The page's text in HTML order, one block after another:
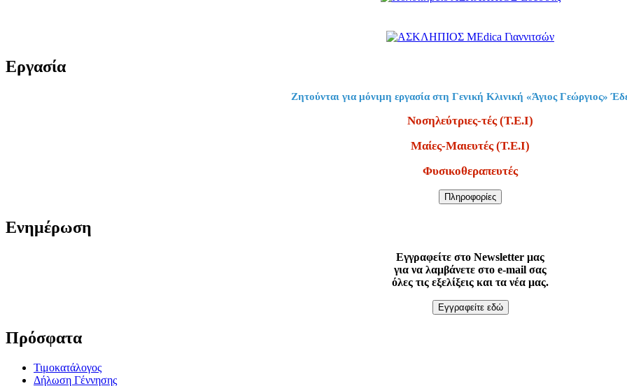
Εργασία
Ζητούνται για μόνιμη εργασία στη Γενική Κλινική «Άγιος Γεώργιος»
Νοσηλεύτριες-τές (Τ.Ε.Ι)
Μαίες-Μαιευτές (Τ.Ε.Ι)
Φυσικοθεραπευτές
Πληροφορίες
Ενημέρωση
Εγγραφείτε στο Newsletter μας
για να λαμβάνετε στο e-mail σας
όλες τις εξελίξεις και τα νέα μας.
Εγγραφείτε εδώ
Πρόσφατα
Τιμοκατάλογος
Δήλωση Γέννησης